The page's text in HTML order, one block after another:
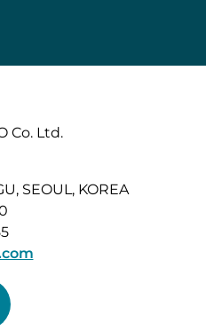
Co. Ltd.
SEOUL, KOREA